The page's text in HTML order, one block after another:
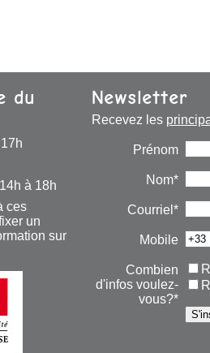
du
à 18h
ces
un
sur
Newsletter
Recevez les
Prénom
Nom*
Courriel*
Mobile
Combien
d'infos voulez-
vous?*